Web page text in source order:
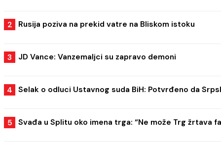
Rusija poziva na prekid vatre na Bliskom istoku
JD Vance: Vanzemaljci su zapravo demoni
Selak o odluci Ustavnog suda BiH: Potvrđeno da
Svađa u Splitu oko imena trga: “Ne može Trg žrtava